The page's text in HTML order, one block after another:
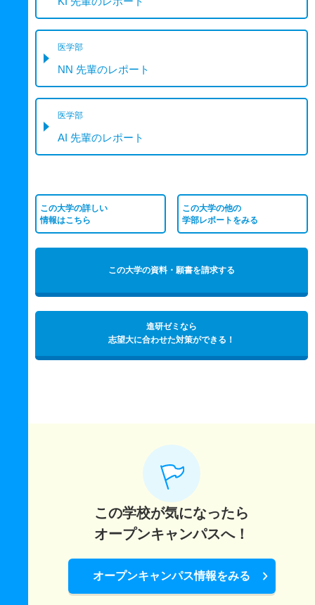
医学部
NN 先輩のレポート
医学部
AI 先輩のレポート
この大学の詳しい
情報はこちら
この大学の他の
学部レポートをみる
この大学の資料・願書を請求する
進研ゼミなら
志望大に合わせた対策ができる！
この学校が気になったら
オープンキャンパスへ！
オープンキャンパス情報をみる